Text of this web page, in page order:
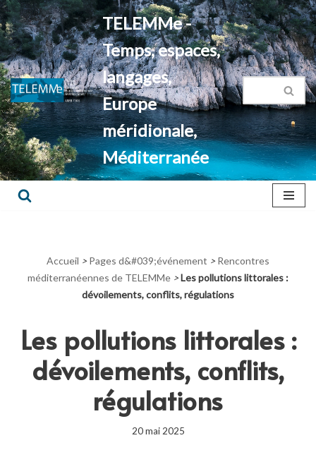
Aller
au
contenu
TELEMMe -
Temps, espaces,
langages,
Europe
méridionale,
Méditerranée
Accueil > Pages d&#039;événement > Rencontres
méditerranéennes de TELEMMe >Les pollutions littorales :
dévoilements, conflits, régulations
Les pollutions littorales :
dévoilements, conflits,
régulations
20 mai 2025